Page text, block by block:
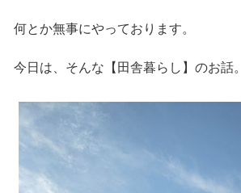
何とか無事にやっております。
今日は、そんな【田舎暮らし】のお話。